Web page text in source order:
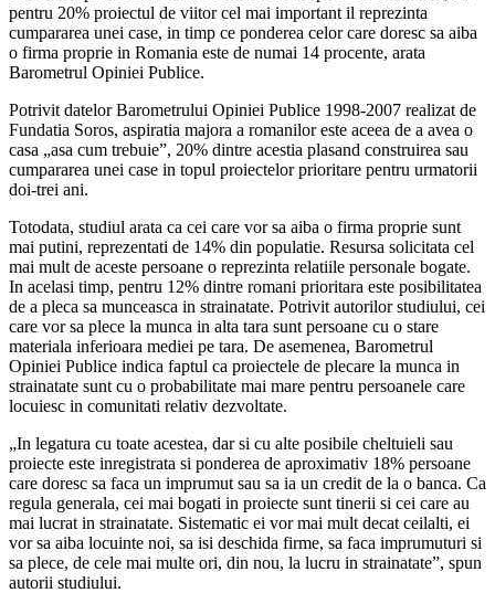
pentru 20% proiectul de viitor cel mai important il reprezinta
cumpararea unei case, in timp ce ponderea celor care doresc sa aiba
o firma proprie in Romania este de numai 14 procente, arata
Barometrul Opiniei Publice.
Potrivit datelor Barometrului Opiniei Publice 1998-2007 realizat de
Fundatia Soros, aspiratia majora a romanilor este aceea de a avea o
casa „asa cum trebuie”, 20% dintre acestia plasand construirea sau
cumpararea unei case in topul proiectelor prioritare pentru urmatorii
doi-trei ani.
Totodata, studiul arata ca cei care vor sa aiba o firma proprie sunt
mai putini, reprezentati de 14% din populatie. Resursa solicitata cel
mai mult de aceste persoane o reprezinta relatiile personale bogate.
In acelasi timp, pentru 12% dintre romani prioritara este posibilitatea
de a pleca sa munceasca in strainatate. Potrivit autorilor studiului, cei
care vor sa plece la munca in alta tara sunt persoane cu o stare
materiala inferioara mediei pe tara. De asemenea, Barometrul
Opiniei Publice indica faptul ca proiectele de plecare la munca in
strainatate sunt cu o probabilitate mai mare pentru persoanele care
locuiesc in comunitati relativ dezvoltate.
„In legatura cu toate acestea, dar si cu alte posibile cheltuieli sau
proiecte este inregistrata si ponderea de aproximativ 18% persoane
care doresc sa faca un imprumut sau sa ia un credit de la o banca. Ca
regula generala, cei mai bogati in proiecte sunt tinerii si cei care au
mai lucrat in strainatate. Sistematic ei vor mai mult decat ceilalti, ei
vor sa aiba locuinte noi, sa isi deschida firme, sa faca imprumuturi si
sa plece, de cele mai multe ori, din nou, la lucru in strainatate”, spun
autorii studiului.